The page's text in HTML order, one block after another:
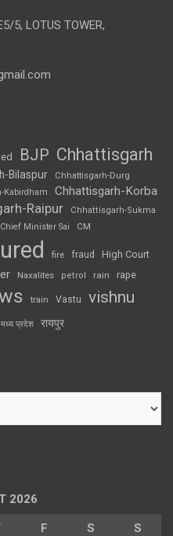
5, LOTUS TOWER,
BJP Chhattisgarh
Bilaspur Chhattisgarh-Durg
Kabirdham Chhattisgarh-Korba
Raipur
Chhattisgarh-Sukma
Chief Minister Sai CM
fire fraud High Court
Naxalites petrol rain rape
train Vastu vishnu
मध्य प्रदेश रायपुर
2026
F S S